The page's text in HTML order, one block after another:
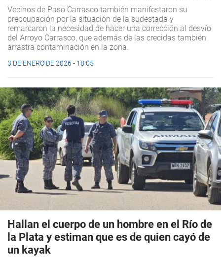
Vecinos de Paso Carrasco también manifestaron su
preocupación por la situación de la sudestada y
remarcaron la necesidad de hacer una corrección al desvío
del Arroyo Carrasco, que además de las crecidas también
arrastra contaminación en la zona.
3 DE ENERO DE 2026 - 18:05
Hallan el cuerpo de un hombre en el Río de
la Plata y estiman que es de quien cayó de
un kayak